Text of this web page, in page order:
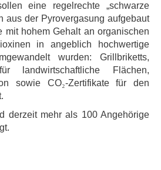
eine regelrechte „schwarze
aus der Pyrovergasung aufgebaut
mit hohem Gehalt an organischen
in angeblich hochwertige
wurden: Grillbriketts,
landwirtschaftliche Flächen,
sowie CO₂-Zertifikate für den
derzeit mehr als 100 Angehörige